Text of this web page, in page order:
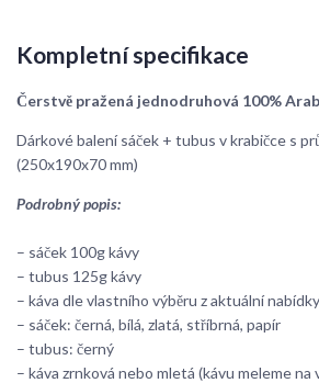
Kompletní specifikace
Čerstvě pražená jednodruhová 100%
Dárkové balení sáček + tubus v krabičce s
(250x190x70 mm)
Podrobný popis:
– sáček 100g kávy
– tubus 125g kávy
– káva dle vlastního výběru z aktuální nabídky
– sáček: černá, bílá, zlatá, stříbrná, papír
– tubus: černý
– káva zrnková nebo mletá (kávu meleme na